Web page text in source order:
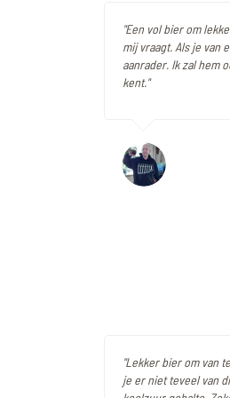
"Een vol bier om
mij vraagt. Als je van
aanrader. Ik zal hem
kent."
"Lekker bier om van
je er niet teveel van